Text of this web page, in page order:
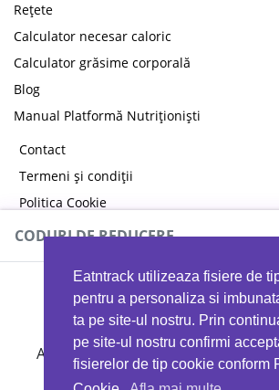
Eatntrack utilizeaza fisiere de
pentru a personaliza si
ta pe site-ul nostru. Prin
pe site-ul nostru confirmi
fisierelor de tip cookie conform
Rețete
Calculator necesar caloric
Calculator grăsime corporală
Blog
Manual Platformă Nutriționiști
Contact
Termeni și condiții
Politica Cookie
Politica de confidențialitate
CODURI DE REDUCERE
MYPROTEIN
Ai 40%reducere la orice comandă
EATTRACK